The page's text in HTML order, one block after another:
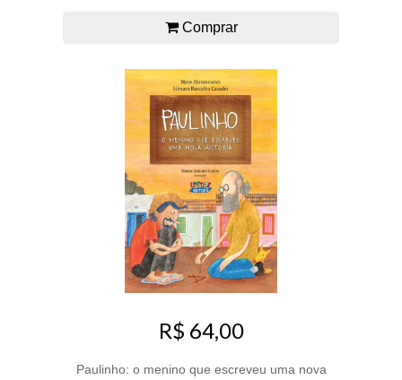
Comprar
R$ 64,00
Paulinho: o menino que escreveu uma nova